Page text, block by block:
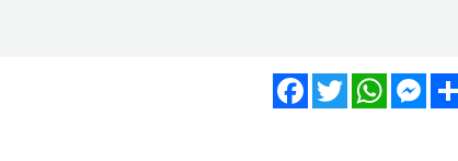
FacebookTwitter